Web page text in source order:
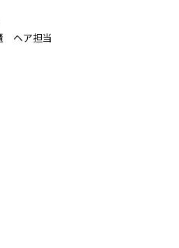
ヘア担当